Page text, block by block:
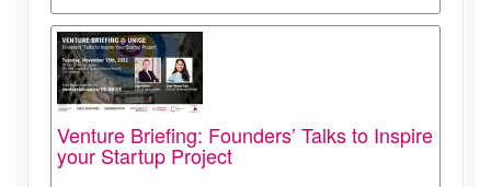
Venture Briefing: Founders’ Talks to Inspire
your Startup Project